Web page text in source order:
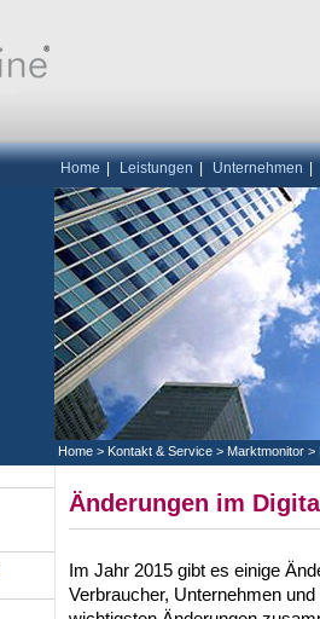
Home Leistungen Unternehmen
Home > Kontakt & Service > Marktmonitor >
Änderungen im
Im Jahr 2015 gibt es einige
Verbraucher, Unternehmen